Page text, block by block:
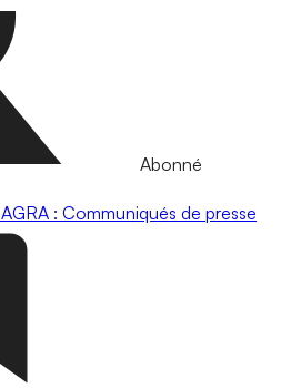
Abonné
AGRA : Communiqués de presse